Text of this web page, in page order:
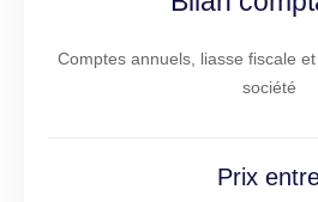
Comptes annuels, liasse fiscale
société
Prix